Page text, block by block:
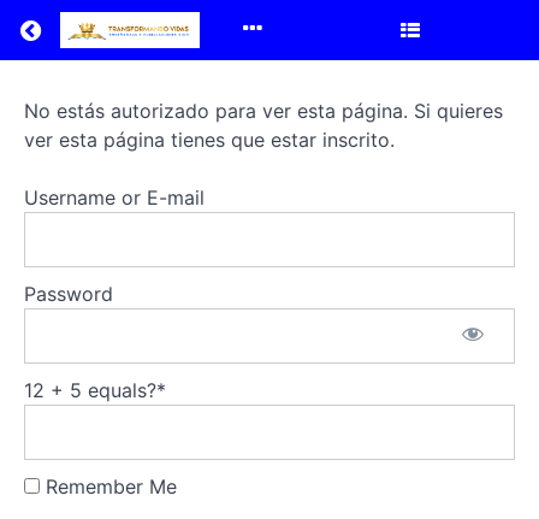
Return to all courses
4NC45
EPS
N.º
45
«Maestros
Justicia»
Course
No estás autorizado para ver esta página. Si quieres
ver esta página tienes que estar inscrito.
Username or E-mail
Password
12 + 5 equals?*
Remember Me